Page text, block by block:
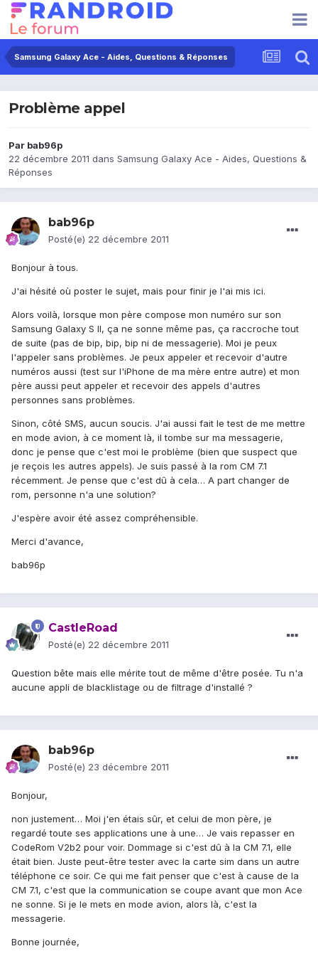
Samsung Galaxy Ace - Aides, Questions & Réponses
Problème appel
Par bab96p
22 décembre 2011 dans Samsung Galaxy Ace - Aides, Questions &
Réponses
bab96p
Posté(e) 22 décembre 2011
Bonjour à tous.
J'ai hésité où poster le sujet, mais pour finir je l'ai mis ici.
Alors voilà, lorsque mon père compose mon numéro sur son
Samsung Galaxy S II, ça ne sonne même pas, ça raccroche tout
de suite (pas de bip, bip, bip ni de messagerie). Moi je peux
l'appeler sans problèmes. Je peux appeler et recevoir d'autre
numéros aussi (test sur l'iPhone de ma mère entre autre) et mon
père aussi peut appeler et recevoir des appels d'autres
personnes sans problèmes.
Sinon, côté SMS, aucun soucis. J'ai aussi fait le test de me mettre
en mode avion, à ce moment là, il tombe sur ma messagerie,
donc je pense que c'est moi le problème (bien que suspect que
je reçois les autres appels). Je suis passé à la rom CM 7.1
récemment. Je pense que c'est dû à cela… A part changer de
rom, personne n'a une solution?
J'espère avoir été assez compréhensible.
Merci d'avance,
bab96p
CastleRoad
Posté(e) 22 décembre 2011
Question bête mais elle mérite tout de même d'être posée. Tu n'a
aucune appli de blacklistage ou de filtrage d'installé ?
bab96p
Posté(e) 23 décembre 2011
Bonjour,
non justement… Moi j'en étais sûr, et celui de mon père, je
regardé toute ses applications une à une… Je vais repasser en
CodeRom V2b2 pour voir. Dommage si c'est dû à la CM 7.1, elle
était bien. Juste peut-être tester avec la carte sim dans un autre
téléphone ce soir. Ce qui me fait penser que c'est à cause de la
CM 7.1, c'est que la communication se coupe avant que mon Ace
ne sonne. Si je le mets en mode avion, alors là, c'est la
messagerie.
Bonne journée,